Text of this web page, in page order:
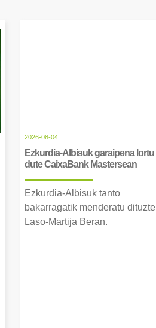
2026-08-04
Ezkurdia-Albisuk garaipena lortu
dute CaixaBank Mastersean
Ezkurdia-Albisuk tanto
bakarragatik menderatu dituzte
Laso-Martija Beran.